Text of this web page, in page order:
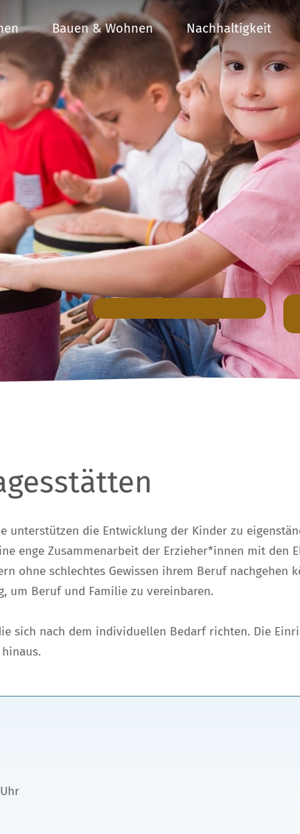
Bauen & Wohnen Nachhaltigkeit
unterstützen die Entwicklung der Kinder zu
enge Zusammenarbeit der Erzieher*innen mit den
ohne schlechtes Gewissen ihrem Beruf nachgehen
um Beruf und Familie zu vereinbaren.
sich nach dem individuellen Bedarf richten. Die